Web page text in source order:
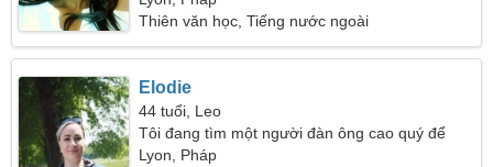
Thiên văn học, Tiếng nước ngoài
Elodie
44 tuổi, Leo
Tôi đang tìm một người đàn ông cao quý để
khiêu vũ
Lyon, Pháp